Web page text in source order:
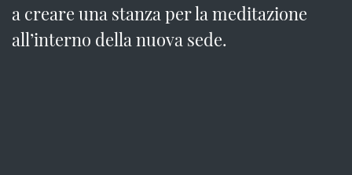
a creare una stanza per la meditazione
all’interno della nuova sede.